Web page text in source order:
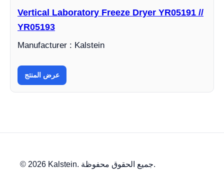
Vertical Laboratory Freeze Dryer YR05191 //
YR05193
Manufacturer : Kalstein
عرض المنتج
© 2026 Kalstein. جميع الحقوق محفوظة.